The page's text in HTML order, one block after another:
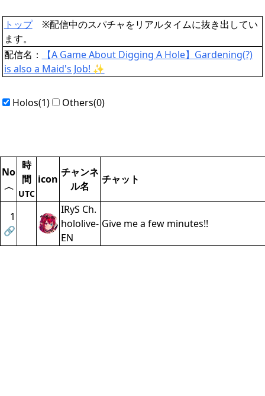
トップ※配信中のスパチャをリアルタイムに抜き出してい
ます。
配信名：
【A Game About Digging A Hole】Gardening(?)
is also a Maid's Job! ✨
Holos(1) Others(0)
No
〈
時
間
UTC
icon
チャンネ
ル名
チャット
1
🔗
IRyS Ch.
hololive-
EN
Give me a few minutes!!